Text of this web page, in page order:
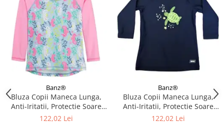
Banz®
Bluza Copii Maneca Lunga,
Anti-Iritatii, Protectie Soare
UPF50+, Sea Horse, Diverse
122,02 Lei
Banz®
Bluza Copii Maneca Lunga,
Anti-Iritatii, Protectie Soare
UPF50+, Turttle, Diverse
122,02 Lei